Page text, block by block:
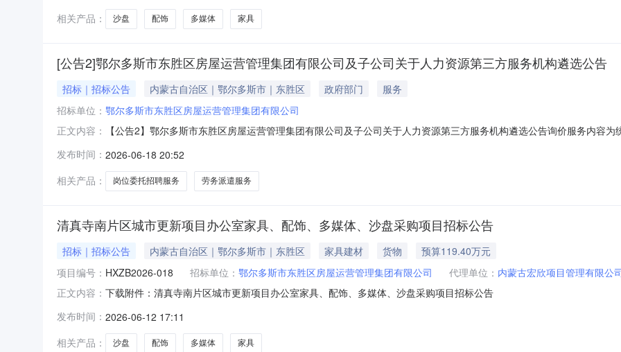
相关产品：
沙盘 配饰 多媒体 家具
[公告2]鄂尔多斯市东胜区房屋运营管理集团有限公司及子公司关于人力资源第三方服务机构遴选公告
招标｜招标公告 内蒙古自治区｜鄂尔多斯市｜东胜区 政府部门
服务
招标单位： 鄂尔多斯市东胜区房屋运营管理集团有限公司
正文内容：
【公告2】鄂尔多斯市东胜区房屋运营管理集团有限公司及子公司关于人力资源第三方服务机构遴选公告询价服务内容
尔多斯市东胜区房屋运营管理集团有限公司人力资源服务项目。2.项目地点：鄂尔多斯市东胜区。3.服务期限：三年，
受。二、基本要求基本要求：1.公司必须是
发布时间： 2026-06-18 20:52
相关产品：
岗位委托招聘服务 劳务派遣服务
清真寺南片区城市更新项目办公室家具、配饰、多媒体、沙盘采购项目招标公告
招标｜招标公告 内蒙古自治区｜鄂尔多斯市｜东胜区 家具建材 货物
预算119.40万元
项目编号： HXZB2026-018 招标单位： 鄂尔多斯市东胜区房屋运营管理集团有限公司 代理单位： 内蒙古宏欣项目管理有限公
正文内容： 下载附件：清真寺南片区城市更新项目办公室家具、配饰、多媒体、沙盘采购项目招标公告
发布时间： 2026-06-12 17:11
相关产品：
沙盘 配饰 多媒体 家具